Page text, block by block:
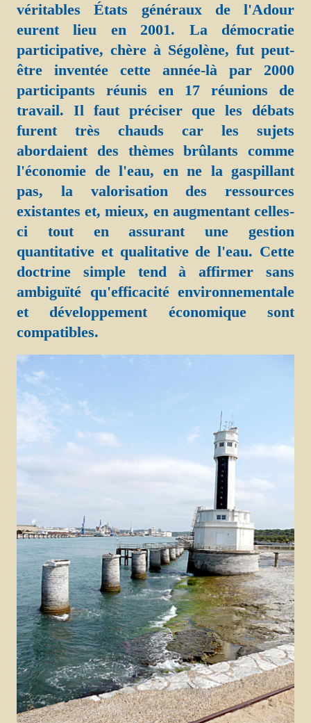
véritables États généraux de l'Adour
eurent lieu en 2001. La démocratie
participative, chère à Ségolène, fut peut-
être inventée cette année-là par 2000
participants réunis en 17 réunions de
travail. Il faut préciser que les débats
furent très chauds car les sujets
abordaient des thèmes brûlants comme
l'économie de l'eau, en ne la gaspillant
pas, la valorisation des ressources
existantes et, mieux, en augmentant celles-
ci tout en assurant une gestion
quantitative et qualitative de l'eau. Cette
doctrine simple tend à affirmer sans
ambiguïté qu'efficacité environnementale
et développement économique sont
compatibles.